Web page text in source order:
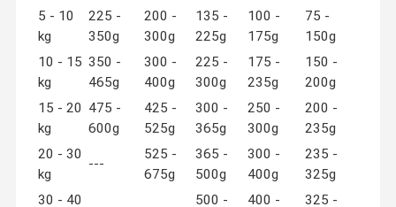
5 - 10
kg
225 -
350g
200 -
300g
135 -
225g
100 -
175g
75 -
150g
10 - 15
kg
350 -
465g
300 -
400g
225 -
300g
175 -
235g
150 -
200g
15 - 20
kg
475 -
600g
425 -
525g
300 -
365g
250 -
300g
200 -
235g
20 - 30
kg
---
525 -
675g
365 -
500g
300 -
400g
235 -
325g
30 - 40
500 -
400 -
325 -